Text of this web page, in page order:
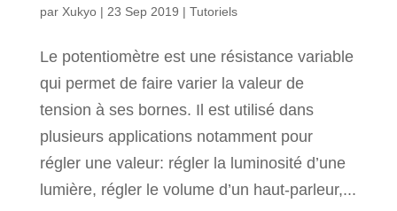
par Xukyo| 23 Sep 2019 | Tutoriels
Le potentiomètre est une résistance variable
qui permet de faire varier la valeur de
tension à ses bornes. Il est utilisé dans
plusieurs applications notamment pour
régler une valeur: régler la luminosité d’une
lumière, régler le volume d’un haut-parleur,...